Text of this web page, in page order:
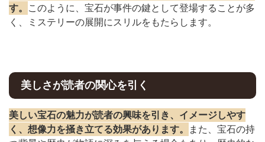
す。
このように、宝石が事件の鍵として登場することが多
く、ミステリーの展開にスリルをもたらします。
美しさが読者の関心を引く
美しい宝石の魅力が読者の興味を引き、イメージしやす
く、想像力を掻き立てる効果があります。
また、宝石の持